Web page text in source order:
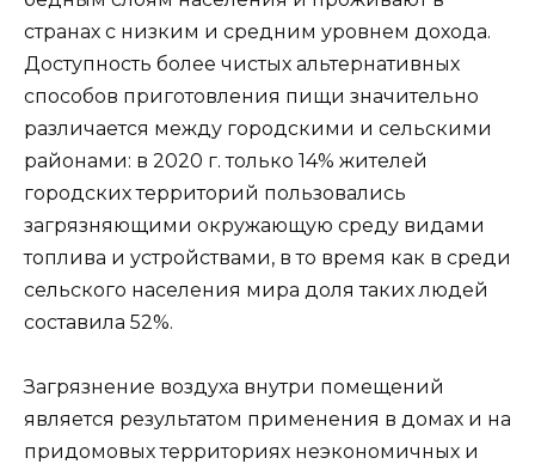
странах с низким и средним уровнем дохода.
Доступность более чистых альтернативных
способов приготовления пищи значительно
различается между городскими и сельскими
районами: в 2020 г. только 14% жителей
городских территорий пользовались
загрязняющими окружающую среду видами
топлива и устройствами, в то время как в среди
сельского населения мира доля таких людей
составила 52%.
Загрязнение воздуха внутри помещений
является результатом применения в домах и на
придомовых территориях неэкономичных и